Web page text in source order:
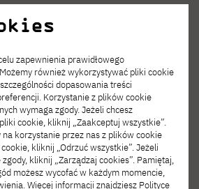
– zgłoś się
warsztaty filmowe!
zapewnienia prawidłowego
również wykorzystywać pliki cookie
dopasowania treści
Korzystanie z plików cookie
wymaga zgody. Jeżeli chcesz
cookie, kliknij „Zaakceptuj wszystkie”.
korzystanie przez nas z plików cookie
kliknij „Odrzuć wszystkie”. Jeżeli
kliknij „Zarządzaj cookies”. Pamiętaj,
możesz wycofać w każdym momencie,
Więcej informacji znajdziesz Polityce